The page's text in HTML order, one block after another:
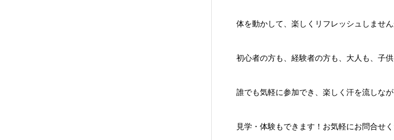
体を動かして、楽しくリフレッシュしません
初心者の方も、経験者の方も、大人も、子供
誰でも気軽に参加でき、楽しく汗を流しな
見学・体験もできます！お気軽にお問合せく